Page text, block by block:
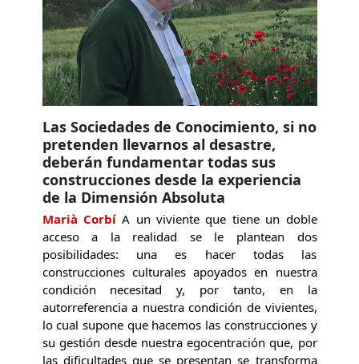
Las Sociedades de Conocimiento, si no
pretenden llevarnos al desastre,
deberán fundamentar todas sus
construcciones desde la experiencia
de la Dimensión Absoluta
Marià CorbíA un viviente que tiene un doble
acceso a la realidad se le plantean dos
posibilidades: una es hacer todas las
construcciones culturales apoyados en nuestra
condición necesitad y, por tanto, en la
autorreferencia a nuestra condición de vivientes,
lo cual supone que hacemos las construcciones y
su gestión desde nuestra egocentración que, por
las dificultades que se presentan se transforma